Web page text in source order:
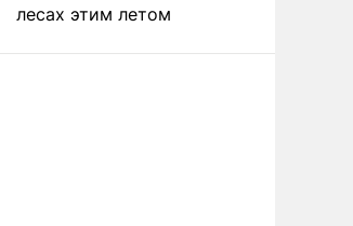
лесах этим летом